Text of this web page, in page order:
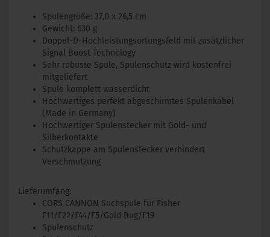
Spulengröße: 37,0 x 26,5 cm
Gewicht: 630 g
Doppel-D-Hochleistungsortungsfeld mit zusätzlicher
Signal Boost Technology
Sehr robuste Spule, Spulenschutz wird kostenfrei
mitgeliefert
Spule komplett wasserdicht
Hochwertiges perfekt abgeschirmtes Spulenkabel
(Made in Germany)
Hochwertiger Spulenstecker mit Gold- und
Silberkontakte
Schutzkappe am Spulenstecker verhindert
Verschmutzung
Lieferumfang:
CORS CANNON Suchspule für Fisher
F11/F22/F44/F5/Gold Bug/F19
Spulenschutz